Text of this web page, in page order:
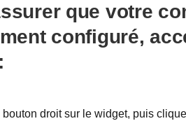
que votre
configuré,
droit sur le widget, puis